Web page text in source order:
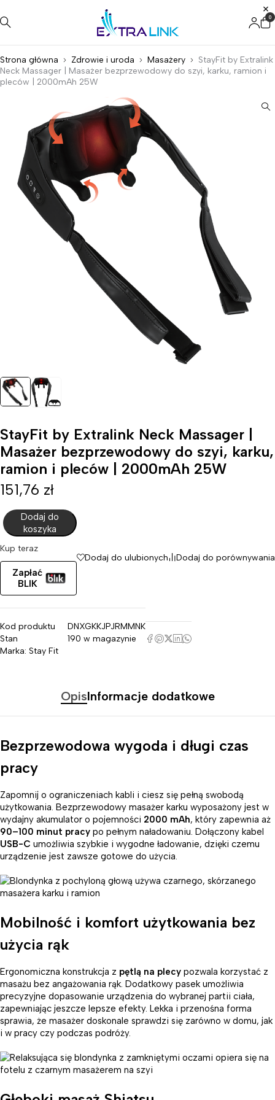
0
Strona główna Zdrowie i uroda Masażery
StayFit by Extralink
Neck Massager | Masażer bezprzewodowy do szyi, karku, ramion i
pleców | 2000mAh 25W
StayFit by Extralink Neck Massager |
Masażer bezprzewodowy do szyi, karku,
ramion i pleców | 2000mAh 25W
151,76 zł
Dodaj do
koszyka
Kup teraz
Zapłać
BLIK
Dodaj do ulubionych Dodaj do porównywania
Kod produktu
DNXGKKJPJRMMNK
Stan
190 w magazynie
Marka: Stay Fit
OpisInformacje dodatkowe
Bezprzewodowa wygoda i długi czas
pracy
Zapomnij o ograniczeniach kabli i ciesz się pełną swobodą
użytkowania. Bezprzewodowy masażer karku wyposażony jest w
wydajny akumulator o pojemności 2000 mAh, który zapewnia aż
90–100 minut pracy po pełnym naładowaniu. Dołączony kabel
USB-C umożliwia szybkie i wygodne ładowanie, dzięki czemu
urządzenie jest zawsze gotowe do użycia.
Mobilność i komfort użytkowania bez
użycia rąk
Ergonomiczna konstrukcja z pętlą na plecy pozwala korzystać z
masażu bez angażowania rąk. Dodatkowy pasek umożliwia
precyzyjne dopasowanie urządzenia do wybranej partii ciała,
zapewniając jeszcze lepsze efekty. Lekka i przenośna forma
sprawia, że masażer doskonale sprawdzi się zarówno w domu, jak
i w pracy czy podczas podróży.